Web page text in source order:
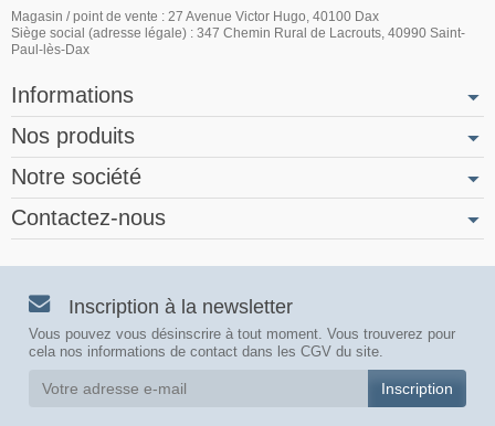
Magasin / point de vente : 27 Avenue Victor Hugo, 40100 Dax
Siège social (adresse légale) : 347 Chemin Rural de Lacrouts, 40990 Saint-
Paul-lès-Dax
Informations
Nos produits
Notre société
Contactez-nous
Inscription à la newsletter
Vous pouvez vous désinscrire à tout moment. Vous trouverez pour
cela nos informations de contact dans les CGV du site.